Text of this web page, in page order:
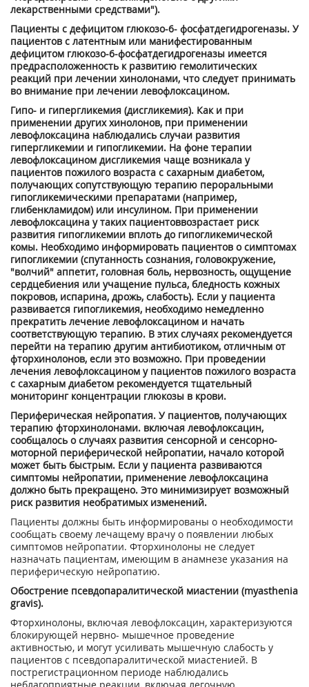
лекарственными средствами").
Пациенты с дефицитом глюкозо-6- фосфатдегидрогеназы. У
пациентов с латентным или манифестированным
дефицитом глюкозо-6-фосфатдегидрогеназы имеется
предрасположенность к развитию гемолитических
реакций при лечении хинолонами, что следует принимать
во внимание при лечении левофлоксацином.
Гипо- и гипергликемия (дисгликемия). Как и при
применении других хинолонов, при применении
левофлоксацина наблюдались случаи развития
гипергликемии и гипогликемии. На фоне терапии
левофлоксацином дисгликемия чаще возникала у
пациентов пожилого возраста с сахарным диабетом,
получающих сопутствующую терапию пероральными
гипогликемическими препаратами (например,
глибенкламидом) или инсулином. При применении
левофлоксацина у таких пациентоввозрастает риск
развития гипогликемии вплоть до гипогликемической
комы. Необходимо информировать пациентов о симптомах
гипогликемии (спутанность сознания, головокружение,
"волчий" аппетит, головная боль, нервозность, ощущение
сердцебиения или учащение пульса, бледность кожных
покровов, испарина, дрожь, слабость). Если у пациента
развивается гипогликемия, необходимо немедленно
прекратить лечение левофлоксацином и начать
соответствующую терапию. В этих случаях рекомендуется
перейти на терапию другим антибиотиком, отличным от
фторхинолонов, если это возможно. При проведении
лечения левофлоксаци­ном у пациентов пожилого возраста
с сахарным диабетом рекомендуется тщательный
мониторинг концентрации глюкозы в крови.
Периферическая нейропатия. У пациентов, получающих
терапию фторхинолонами. включая левофлоксацин,
сообщалось о случаях развития сенсорной и сенсорно-
моторной периферической нейропатии, начало которой
может быть быстрым. Если у пациента развиваются
симптомы нейропатии, применение левофлоксацина
должно быть прекращено. Это минимизирует возможный
риск развития необратимых изменений.
Пациенты должны быть информированы о необходимости
сообщать своему лечащему врачу о появлении любых
симптомов нейропатии. Фторхинолоны не следует
назначать пациентам, имеющим в анамнезе указания на
периферическую нейропатию.
Обострение псевдопаралитической миастении (myasthenia
gravis).
Фторхинолоны, включая левофлоксацин, характеризуются
блокирующей нервно- мышечное проведение
активностью, и могут усиливать мышечную слабость у
пациентов с псевдопаралитической миастенией. В
пострегистрационном периоде наблюдались